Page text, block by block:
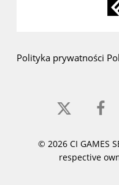
Polityka prywatności
© 2026 CI GAMES
respective
x-